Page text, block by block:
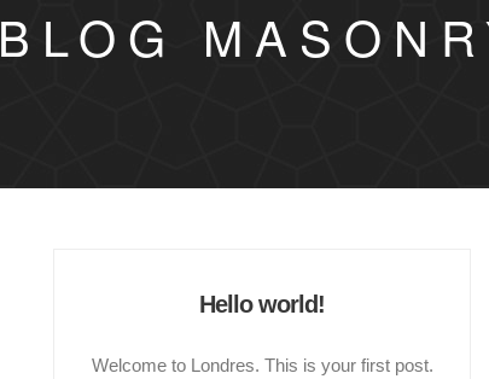
BLOG
Hello world!
Welcome to Londres. This is your first post.